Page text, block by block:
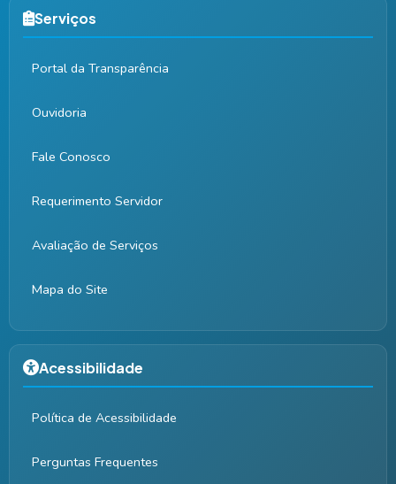
Serviços
Portal da Transparência
Ouvidoria
Fale Conosco
Requerimento Servidor
Avaliação de Serviços
Mapa do Site
Acessibilidade
Política de Acessibilidade
Perguntas Frequentes